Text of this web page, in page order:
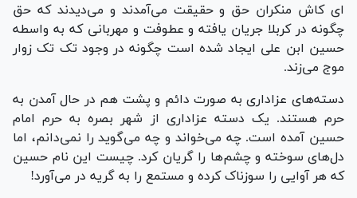
ای کاش منکران حق و حقیقت می‌آمدند و می‌دیدند که حق
چگونه در کربلا جریان یافته و عطوفت و مهربانی که به واسطه
حسین ابن علی ایجاد شده است چگونه در وجود تک تک زوار
موج می‌زند.
دسته‌های عزاداری به صورت دائم و پشت هم در حال آمدن به
حرم هستند. یک دسته عزاداری از شهر بصره به حرم امام
حسین آمده است. چه می‌خواند و چه می‌گوید را نمی‌دانم، اما
دل‌های سوخته و چشم‌ها را گریان کرد. چیست این نام حسین
که هر آوایی را سوزناک کرده و مستمع را به گریه در می‌آورد!